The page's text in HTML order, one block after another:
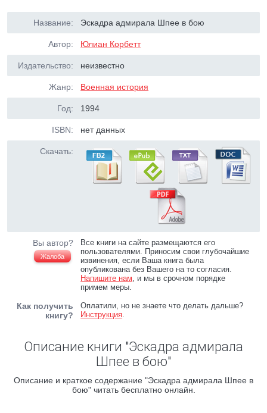
Название: Эскадра адмирала Шпее в бою
Автор: Юлиан Корбетт
Издательство: неизвестно
Жанр: Военная история
Год: 1994
ISBN: нет данных
Скачать:
Вы автор?
Жалоба
Все книги на сайте размещаются его
пользователями. Приносим свои глубочайшие
извинения, если Ваша книга была
опубликована без Вашего на то согласия.
Напишите нам, и мы в срочном порядке
примем меры.
Как получить
книгу?
Оплатили, но не знаете что делать дальше?
Инструкция.
Описание книги "Эскадра адмирала
Шпее в бою"
Описание и краткое содержание "Эскадра адмирала Шпее в
бою" читать бесплатно онлайн.